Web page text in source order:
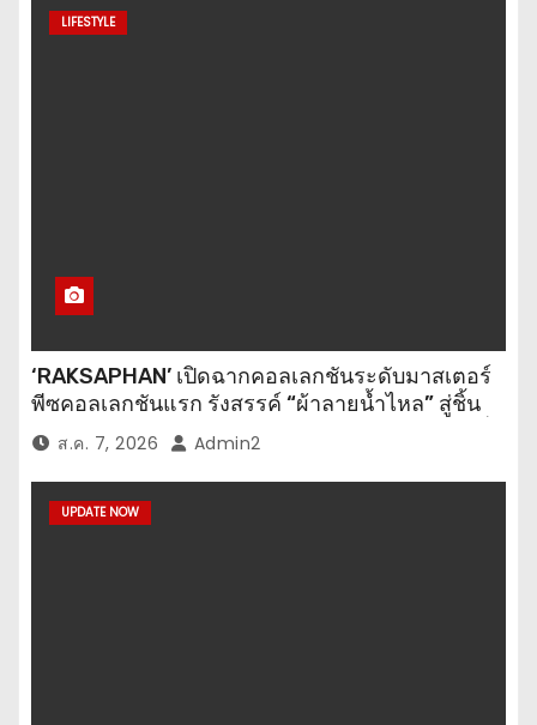
LIFESTYLE
‘RAKSAPHAN’ เปิดฉากคอลเลกชันระดับมาสเตอร์
พีซคอลเลกชันแรก รังสรรค์ “ผ้าลายน้ำไหล” สู่ชิ้น
งานศิลปะสะสมสุดลิมิเต็ด ถ่ายทอดภูมิปัญญาท้องถิ่น
สู่สุนทรียภาพระดับสากล
ส.ค. 7, 2026 Admin2
UPDATE NOW